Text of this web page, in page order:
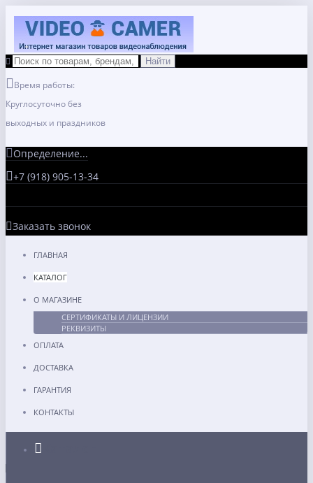
Время работы:
Круглосуточно без
выходных и праздников
Определение...
+7 (918) 905-13-34
Заказать звонок
ГЛАВНАЯ
КАТАЛОГ
О МАГАЗИНЕ
СЕРТИФИКАТЫ И ЛИЦЕНЗИИ
РЕКВИЗИТЫ
ОПЛАТА
ДОСТАВКА
ГАРАНТИЯ
КОНТАКТЫ